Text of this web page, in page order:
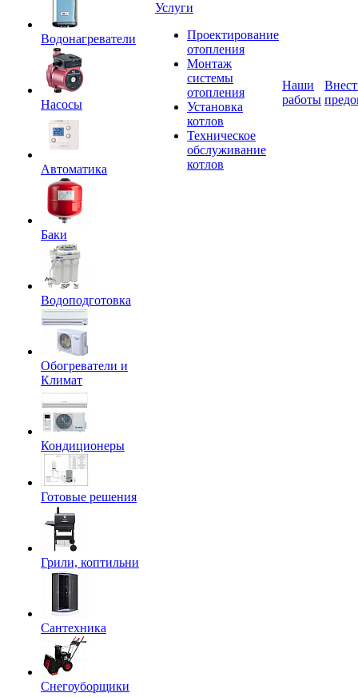
Водонагреватели
Насосы
Автоматика
Баки
Водоподготовка
Обогреватели и
Климат
Кондиционеры
Готовые решения
Грили, коптильни
Сантехника
Снегоуборщики
Услуги
Проектирование
отопления
Монтаж
системы
отопления
Установка
котлов
Техническое
обслуживание
котлов
Наши
работы